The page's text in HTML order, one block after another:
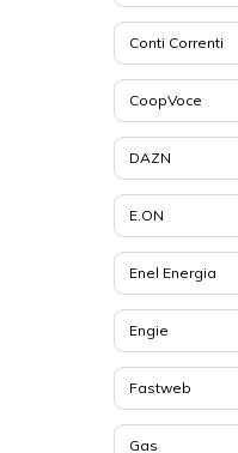
Conti Correnti
CoopVoce
DAZN
E.ON
Enel Energia
Engie
Fastweb
Gas